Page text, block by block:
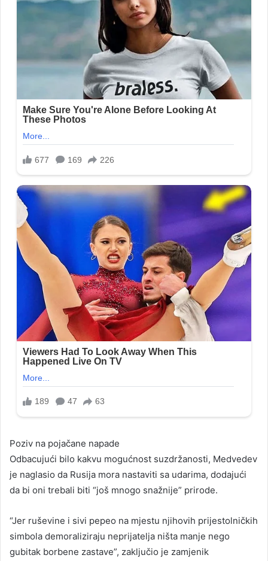
Poziv na pojačane napade
Odbacujući bilo kakvu mogućnost suzdržanosti, Medvedev
je naglasio da Rusija mora nastaviti sa udarima, dodajući
da bi oni trebali biti “još mnogo snažnije” prirode.
“Jer ruševine i sivi pepeo na mjestu njihovih prijestolničkih
simbola demoraliziraju neprijatelja ništa manje nego
gubitak borbene zastave”, zaključio je zamjenik